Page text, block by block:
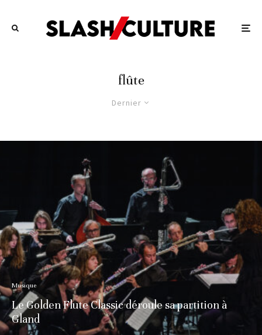
flûte
Dernier
Musique
Le Golden Flute Classic déroule sa partition à
Gland